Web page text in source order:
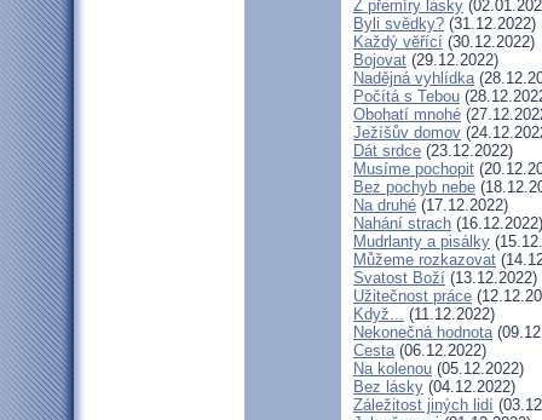
Z přemíry lásky
Byli svědky? (31.12.2022)
Každý věřící (30.12.2022)
Bojovat (29.12.2022)
Nadějná vyhlídka
Počítá s Tebou
Obohatí mnohé
Ježíšův domov
Dát srdce (23.12.2022)
Musíme pochopit
Bez pochyb nebe
Na druhé (17.12.2022)
Nahání strach (16.12.2022)
Mudrlanty a pisálky
Můžeme rozkazovat
Svatost Boží (13.12.2022)
Užitečnost práce
Když... (11.12.2022)
Nekonečná hodnota
Cesta(06.12.2022)
Na kolenou (05.12.2022)
Bez lásky (04.12.2022)
Záležitost jiných lidí